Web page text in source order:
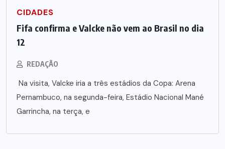
CIDADES
Fifa confirma e Valcke não vem ao Brasil no dia
12
REDAÇÃO
Na visita, Valcke iria a três estádios da Copa: Arena
Pernambuco, na segunda-feira, Estádio Nacional Mané
Garrincha, na terça, e